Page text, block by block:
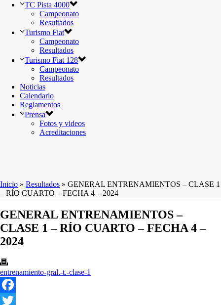
TC Pista 4000
Campeonato
Resultados
Turismo Fiat
Campeonato
Resultados
Turismo Fiat 128
Campeonato
Resultados
Noticias
Calendario
Reglamentos
Prensa
Fotos y videos
Acreditaciones
Inicio » Resultados » GENERAL ENTRENAMIENTOS – CLASE 1
– RÍO CUARTO – FECHA 4 – 2024
GENERAL ENTRENAMIENTOS –
CLASE 1 – RÍO CUARTO – FECHA 4 –
2024
entrenamiento-gral.-t.-clase-1
Facebook